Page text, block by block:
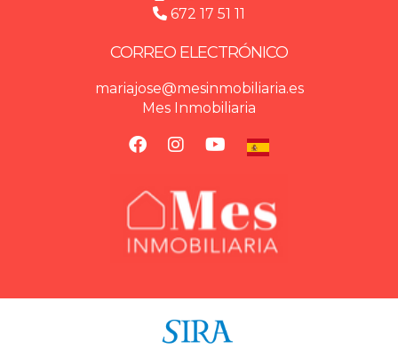
672 17 51 11
CORREO ELECTRÓNICO
mariajose@mesinmobiliaria.es
Mes Inmobiliaria